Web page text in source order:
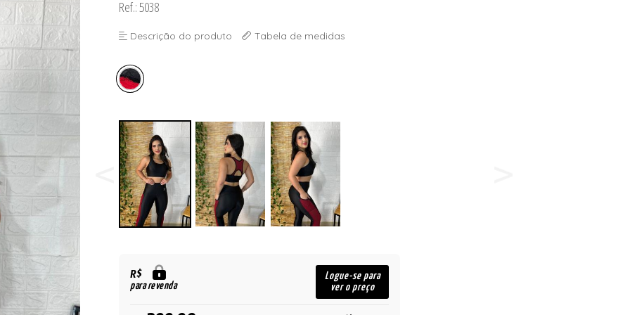
Ref.: 5038
Descrição do produto Tabela de medidas
R$
para revenda
Logue-se para
ver o preço